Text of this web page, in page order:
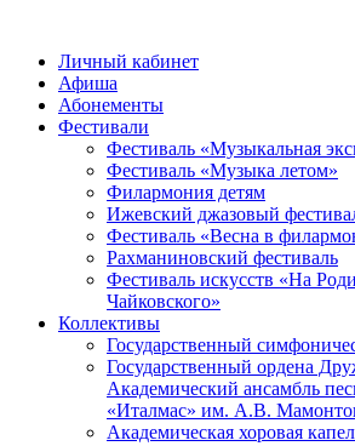
Личный кабинет
Афиша
Абонементы
Фестивали
Фестиваль «Музыкальная
Фестиваль «Музыка летом»
Филармония детям
Ижевский джазовый
Фестиваль «Весна в
Рахманиновский фестиваль
Фестиваль искусств «На
Чайковского»
Коллективы
Государственный
Государственный ордена
Академический ансамбль
«Италмас» им. А.В.
Академическая хоровая